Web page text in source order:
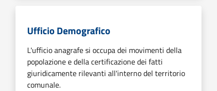
Ufficio Demografico
L'ufficio anagrafe si occupa dei movimenti della
popolazione e della certificazione dei fatti
giuridicamente rilevanti all'interno del territorio
comunale.